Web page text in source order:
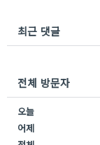
최근 댓글
전체 방문자
오늘
어제